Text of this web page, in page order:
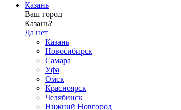
Казань
Ваш город
Казань?
Да нет
Казань
Новосибирск
Самара
Уфа
Омск
Красноярск
Челябинск
Нижний Новгород